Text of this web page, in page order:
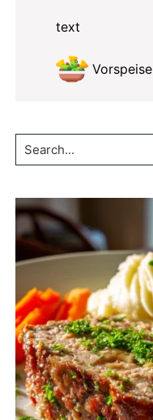
text
Vorspeise
Search...